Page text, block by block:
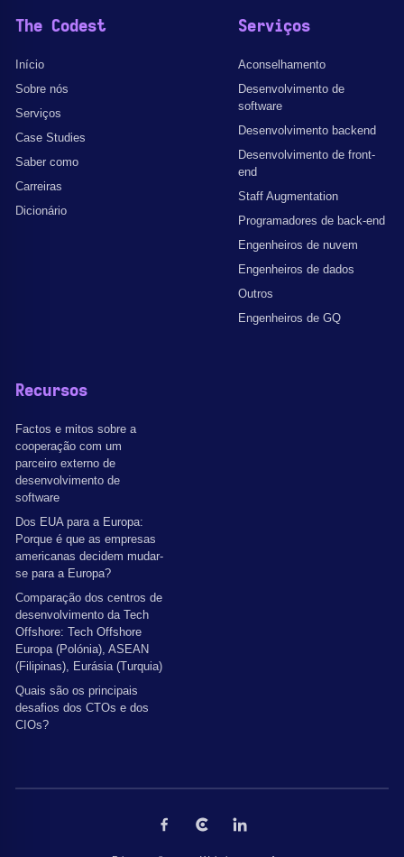
The Codest
Início
Sobre nós
Serviços
Case Studies
Saber como
Carreiras
Dicionário
Serviços
Aconselhamento
Desenvolvimento de
software
Desenvolvimento backend
Desenvolvimento de front-
end
Staff Augmentation
Programadores de back-end
Engenheiros de nuvem
Engenheiros de dados
Outros
Engenheiros de GQ
Recursos
Factos e mitos sobre a
cooperação com um
parceiro externo de
desenvolvimento de
software
Dos EUA para a Europa:
Porque é que as empresas
americanas decidem mudar-
se para a Europa?
Comparação dos centros de
desenvolvimento da Tech
Offshore: Tech Offshore
Europa (Polónia), ASEAN
(Filipinas), Eurásia (Turquia)
Quais são os principais
desafios dos CTOs e dos
CIOs?